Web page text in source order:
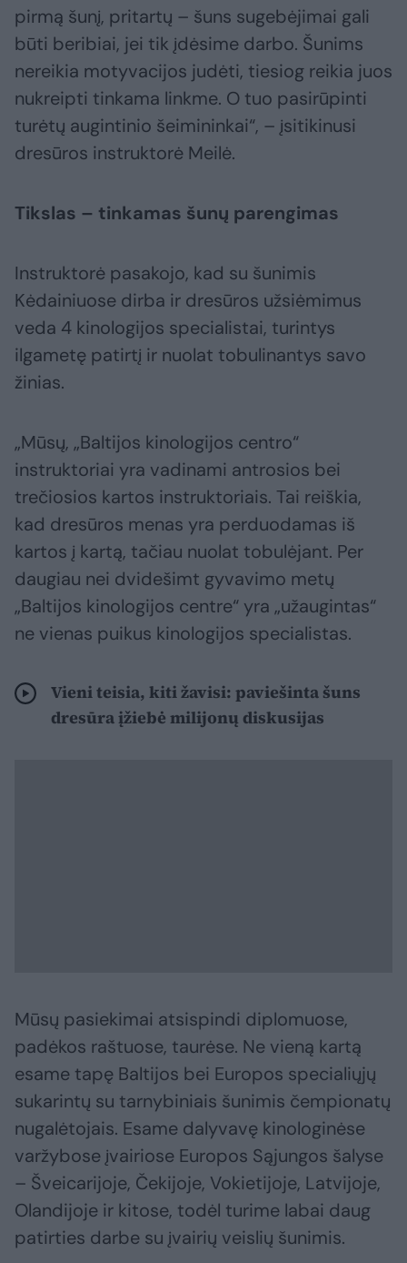
pirmą šunį, pritartų – šuns sugebėjimai gali
būti beribiai, jei tik įdėsime darbo. Šunims
nereikia motyvacijos judėti, tiesiog reikia juos
nukreipti tinkama linkme. O tuo pasirūpinti
turėtų augintinio šeimininkai“, – įsitikinusi
dresūros instruktorė Meilė.
Tikslas – tinkamas šunų parengimas
Instruktorė pasakojo, kad su šunimis
Kėdainiuose dirba ir dresūros užsiėmimus
veda 4 kinologijos specialistai, turintys
ilgametę patirtį ir nuolat tobulinantys savo
žinias.
„Mūsų, „Baltijos kinologijos centro“
instruktoriai yra vadinami antrosios bei
trečiosios kartos instruktoriais. Tai reiškia,
kad dresūros menas yra perduodamas iš
kartos į kartą, tačiau nuolat tobulėjant. Per
daugiau nei dvidešimt gyvavimo metų
„Baltijos kinologijos centre“ yra „užaugintas“
ne vienas puikus kinologijos specialistas.
Vieni teisia, kiti žavisi: paviešinta šuns
dresūra įžiebė milijonų diskusijas
Mūsų pasiekimai atsispindi diplomuose,
padėkos raštuose, taurėse. Ne vieną kartą
esame tapę Baltijos bei Europos specialiųjų
sukarintų su tarnybiniais šunimis čempionatų
nugalėtojais. Esame dalyvavę kinologinėse
varžybose įvairiose Europos Sąjungos šalyse
– Šveicarijoje, Čekijoje, Vokietijoje, Latvijoje,
Olandijoje ir kitose, todėl turime labai daug
patirties darbe su įvairių veislių šunimis.